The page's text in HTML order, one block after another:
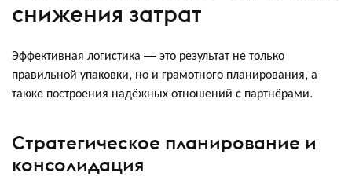
снижения затрат
Эффективная логистика — это результат не только
правильной упаковки, но и грамотного планирования, а
также построения надёжных отношений с партнёрами.
Стратегическое планирование и
консолидация